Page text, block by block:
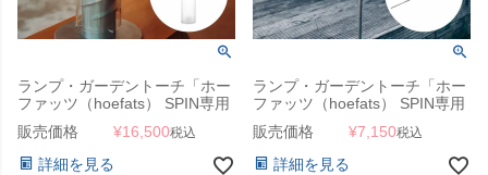
ランプ・ガーデントーチ「ホー
ファッツ（hoefats） SPIN専用
リプレイスメントガラス（交換
用）」
販売価格 ¥16,500税込
詳細を見る
ランプ・ガーデントーチ「ホー
ファッツ（hoefats） SPIN専用
ポール」
販売価格 ¥7,150税込
詳細を見る